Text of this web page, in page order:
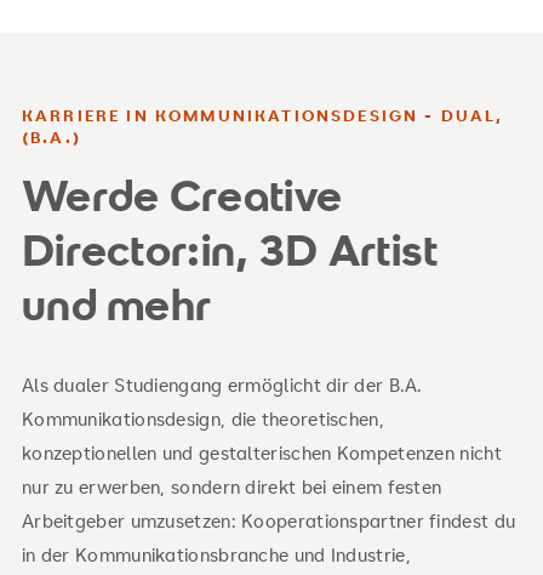
KARRIERE IN KOMMUNIKATIONSDESIGN - DUAL,
(B.A.)
Werde Creative
Director:in, 3D Artist
und mehr
Als dualer Studiengang ermöglicht dir der B.A.
Kommunikationsdesign, die theoretischen,
konzeptionellen und gestalterischen Kompetenzen nicht
nur zu erwerben, sondern direkt bei einem festen
Arbeitgeber umzusetzen: Kooperationspartner findest du
in der Kommunikationsbranche und Industrie,